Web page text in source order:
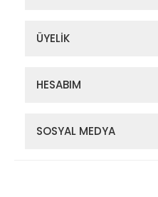
ÜYELİK
HESABIM
SOSYAL MEDYA